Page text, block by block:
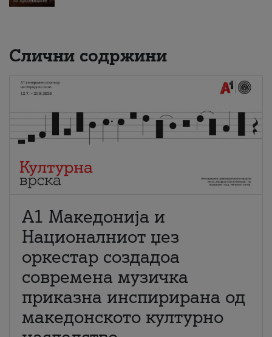
Слични содржини
А1 Македонија и
Националниот џез
оркестар создадоа
современа музичка
приказна инспирирана од
македонското културно